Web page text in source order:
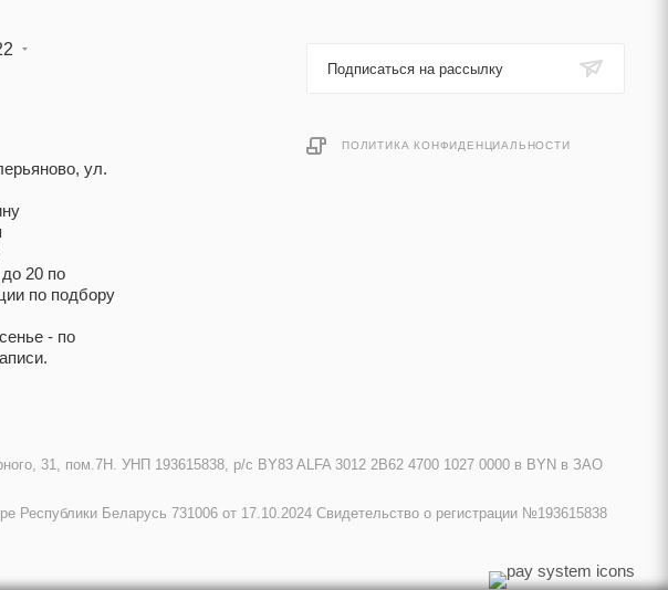
ул.
20 по
по подбору
- по
Подписаться на рассылку
ПОЛИТИКА КОНФИДЕНЦИАЛЬНОСТИ
31, пом.7Н. УНП 193615838, р/с BY83 ALFA 3012 2B62 4700 1027 0000 в BYN в ЗАО
Республики Беларусь 731006 от 17.10.2024 Свидетельство о регистрации №193615838